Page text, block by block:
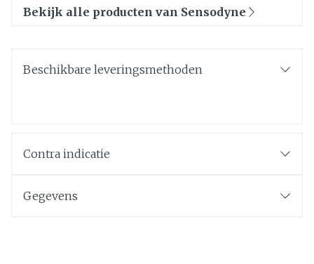
Bekijk alle producten van Sensodyne
Beschikbare leveringsmethoden
Contra indicatie
Gegevens